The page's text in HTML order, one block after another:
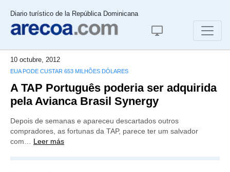
Diario turístico de la República Dominicana
10 octubre, 2012
EUA PODE CUSTAR 653 MILHÕES DÓLARES
A TAP Português poderia ser adquirida
pela Avianca Brasil Synergy
Depois de semanas e apareceu descartados outros
compradores, as fortunas da TAP, parece ter um salvador
com… Leer más